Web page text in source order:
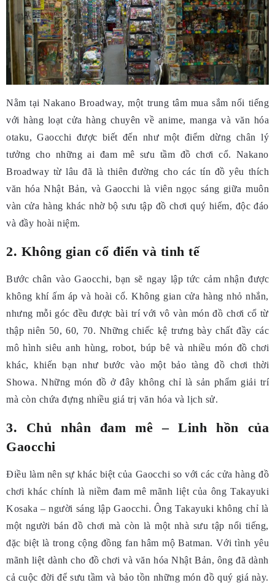
Nằm tại Nakano Broadway, một trung tâm mua sắm nổi tiếng
với hàng loạt cửa hàng chuyên về anime, manga và văn hóa
otaku, Gaocchi được biết đến như một điểm dừng chân lý
tưởng cho những ai đam mê sưu tầm đồ chơi cổ. Nakano
Broadway từ lâu đã là thiên đường cho các tín đồ yêu thích
văn hóa Nhật Bản, và Gaocchi là viên ngọc sáng giữa muôn
vàn cửa hàng khác nhờ bộ sưu tập đồ chơi quý hiếm, độc đáo
và đầy hoài niệm.
2. Không gian cổ điển và tinh tế
Bước chân vào Gaocchi, bạn sẽ ngay lập tức cảm nhận được
không khí ấm áp và hoài cổ. Không gian cửa hàng nhỏ nhắn,
nhưng mỗi góc đều được bài trí với vô vàn món đồ chơi cổ từ
thập niên 50, 60, 70. Những chiếc kệ trưng bày chất đầy các
mô hình siêu anh hùng, robot, búp bê và nhiều món đồ chơi
khác, khiến bạn như bước vào một bảo tàng đồ chơi thời
Showa. Những món đồ ở đây không chỉ là sản phẩm giải trí
mà còn chứa đựng nhiều giá trị văn hóa và lịch sử.
3. Chủ nhân đam mê – Linh hồn của
Gaocchi
Điều làm nên sự khác biệt của Gaocchi so với các cửa hàng đồ
chơi khác chính là niềm đam mê mãnh liệt của ông Takayuki
Kosaka – người sáng lập Gaocchi. Ông Takayuki không chỉ là
một người bán đồ chơi mà còn là một nhà sưu tập nổi tiếng,
đặc biệt là trong cộng đồng fan hâm mộ Batman. Với tình yêu
mãnh liệt dành cho đồ chơi và văn hóa Nhật Bản, ông đã dành
cả cuộc đời để sưu tầm và bảo tồn những món đồ quý giá này.